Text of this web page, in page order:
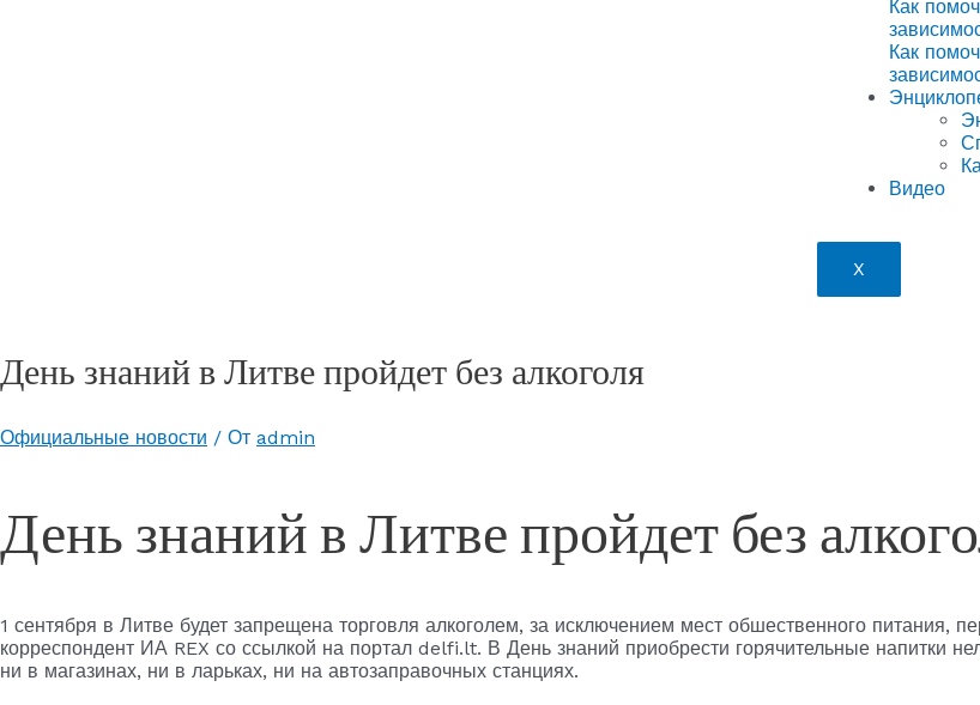
Как
Как
Видео
X
День знаний в Литве пройдет без алкоголя
Официальные новости / От admin
День знаний в Литве пройдет без
1 сентября в Литве будет запрещена торговля алкоголем, за исключением мест обшественного питания,
корреспондент ИА REX со ссылкой на портал delfi.lt. В День знаний приобрести горячительные напитки
ни в магазинах, ни в ларьках, ни на автозаправочных станциях.